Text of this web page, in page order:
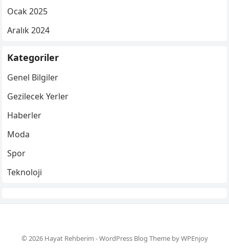
Ocak 2025
Aralık 2024
Kategoriler
Genel Bilgiler
Gezilecek Yerler
Haberler
Moda
Spor
Teknoloji
© 2026 Hayat Rehberim -WordPress Blog ThemebyWPEnjoy